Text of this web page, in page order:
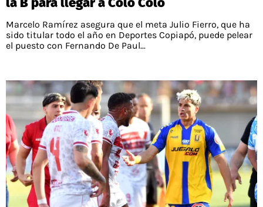
AD CHOICES
ENTREVISTAS
Ad Choices
RedGol, al igual que Futbol Sites, es una
compañía perteneciente a Better Collective.
Todos los derechos reservados
Marcelo Ramírez asegura que el meta Julio Fierro, que ha
sido titular todo el año en Deportes Copiapó, puede pelear
el puesto con Fernando De Paul...